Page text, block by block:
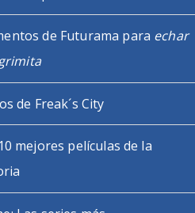
de Futurama para echar
de Freak´s City
mejores películas de la